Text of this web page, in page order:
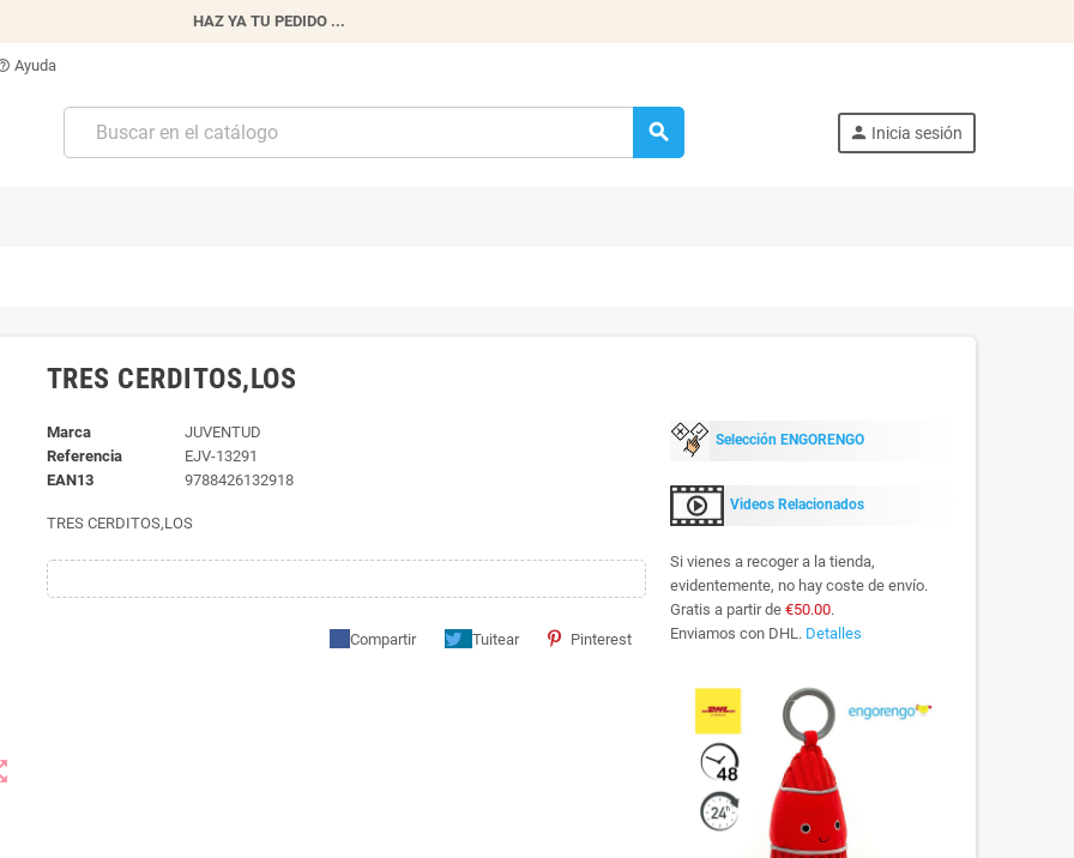
HAZ YA TU PEDIDO ...
Ayuda
search person Inicia sesión
TRES CERDITOS,LOS
Marca
JUVENTUD
Referencia
EJV-13291
EAN13
9788426132918
TRES CERDITOS,LOS
Compartir Tuitear Pinterest
Selección ENGORENGO
Videos Relacionados
Si vienes a recoger a la tienda,
evidentemente, no hay coste de envío.
Gratis a partir de €50.00.
Enviamos con DHL. Detalles